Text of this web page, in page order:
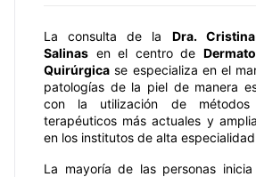
La consulta de la Dra.
Salinas en el centro de
Quirúrgica se especializa en el
patologías de la piel de manera
con la utilización de métodos
terapéuticos más actuales y
en los institutos de alta
La mayoría de las personas